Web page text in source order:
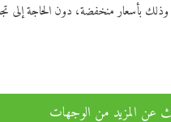
وذلك بأسعار منخفضة، دون
عن المزيد من الوجهات